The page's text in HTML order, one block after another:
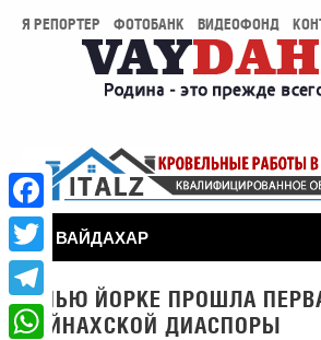
Я РЕПОРТЕР ФОТОБАНК ВИДЕОФОНД
ВАЙДАХАР
В НЬЮ ЙОРКЕ ПРОШЛА
ВАЙНАХСКОЙ ДИАСПОРЫ
Facebook
Twitter
Telegram